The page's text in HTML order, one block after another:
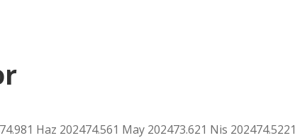
Haz 202474.561 May 202473.621 Nis 202474.5221